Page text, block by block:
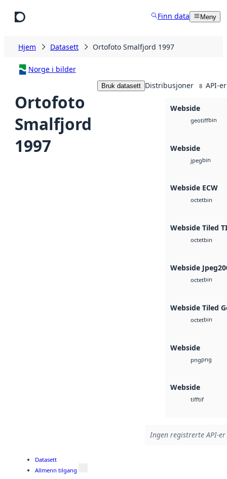
Finn data Meny
Hjem Datasett Ortofoto Smalfjord 1997
Norge i bilder
Ortofoto
Smalfjord
1997
Bruk datasett Distribusjoner 8 API-er
Webside
geotiffbin
Webside
jpegbin
Webside ECW
octetbin
Webside Tiled
octetbin
Webside
octetbin
Webside Tiled
octetbin
Webside
pngpng
Webside
tifftif
Ingen registrerte API-
Datasett
Allmenn tilgang